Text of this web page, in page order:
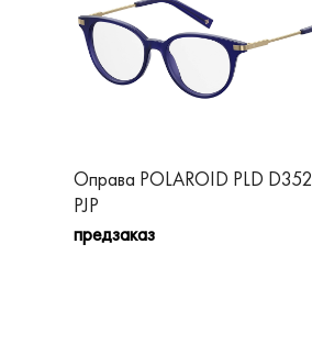
Оправа POLAROID PLD D352
PJP
предзаказ